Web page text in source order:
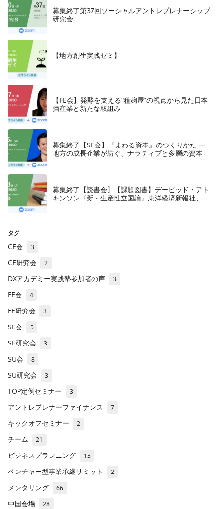
募集終了第37回ソーシャルアントレプレナーシップ
研究会
【地方創生実践ゼミ】
【FE会】発酵を支える“種麹屋”の視点から見た日本
酒産業と新たな取組み
募集終了【SE会】『まわる資本』のつくりかた —
地方の成長企業が紡ぐ、ナラティブと多層の資本
募集終了【読書会】【課題図書】デービッド・アト
キンソン『新・生産性立国論』東洋経済新報社、
タグ
CE会 3
CE研究会 2
DXアカデミー実践塾参加者の声 3
FE会 4
FE研究会 3
SE会 5
SE研究会 3
SU会 8
SU研究会 3
TOP定例セミナー 3
アントレプレナーファイナンス 7
キックオフセミナー 2
チーム 21
ビジネスプランニング 13
ベンチャー型事業承継サミット 2
メンタリング 66
中国会場 28